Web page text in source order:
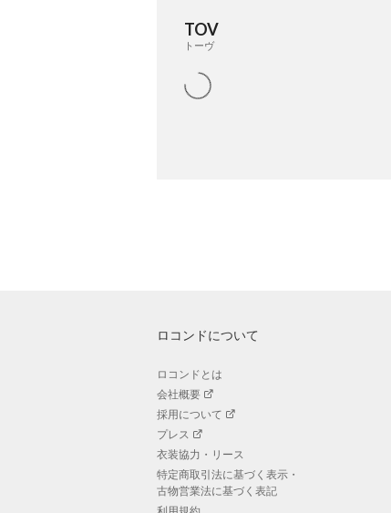
TOV
トーヴ
ロコンドについて
ロコンドとは
会社概要
採用について
プレス
衣装協力・リース
特定商取引法に基づく表示・
古物営業法に基づく表記